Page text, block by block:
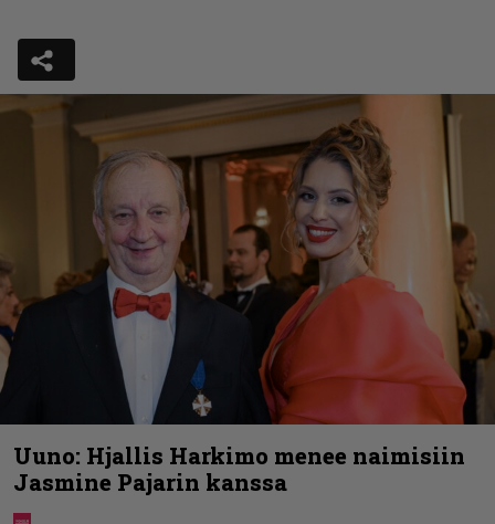
Uuno: Hjallis Harkimo menee naimisiin
Jasmine Pajarin kanssa